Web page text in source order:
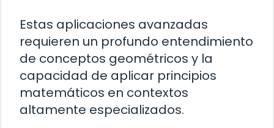
Estas aplicaciones avanzadas
requieren un profundo entendimiento
de conceptos geométricos y la
capacidad de aplicar principios
matemáticos en contextos
altamente especializados.